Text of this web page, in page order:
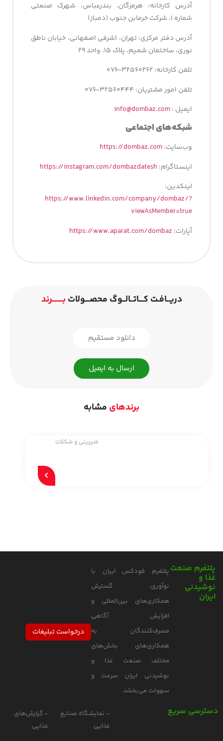
آدرس کارخانه: هرمزگان، بندرعباس، شهرک صنعتی
شماره ۱، شرکت خرمابن جنوب (دمباز)
آدرس دفتر مرکزی: تهران، اشرفی اصفهانی، خیابان ناطق
نوری، ساختمان شمیم، پلاک ۱۵، واحد ۲۹
تلفن کارخانه: ۳۲۵۶۰۲۶۲-۰۷۶
تلفن امور مشتریان: ۳۲۵۶۰۴۴۴-۰۷۶
ایمیل :info@dombaz.com
شبکه‌های اجتماعی
وب‌سایت:https://dombaz.com
اینستاگرام: https://instagram.com/dombazdatesh
لینکدین:
https://www.linkedin.com/company/dombaz/?
viewAsMember=true
آپارات: https://www.aparat.com/dombaz
دریــافـت کـــاتــالــوگ محصـــولات بـــــــرند
دانلود مستقیم
ارسال به ایمیل
برندهای مشابه
شیرینی و شکلات
پلتفرم صنعت
غذا و
نوشیدنی
ایران
پلتفرم فودکس ایران با
نوآوری، گسترش
همکاری‌های بین‌المللی و
افزایش آگاهی
مصرف‌کنندگان به
همکاری‌های بخش‌های
مختلف صنعت غذا و
نوشیدنی ایران سرعت و
سهولت می‌بخشد.
درخواست تبلیغات
دسترسی سریع
- نمایشگاه صنایع
غذایی
- گزارش‌های
غذایی